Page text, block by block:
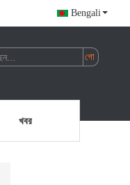
Bengali
খবর